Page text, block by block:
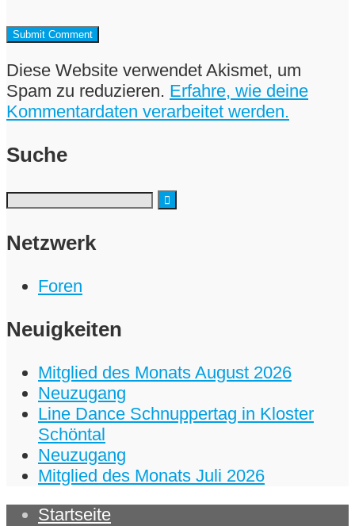
Diese Website verwendet Akismet, um
Spam zu reduzieren. Erfahre, wie deine
Kommentardaten verarbeitet werden.
Suche
Netzwerk
Foren
Neuigkeiten
Mitglied des Monats August 2026
Neuzugang
Line Dance Schnuppertag in Kloster
Schöntal
Neuzugang
Mitglied des Monats Juli 2026
Startseite